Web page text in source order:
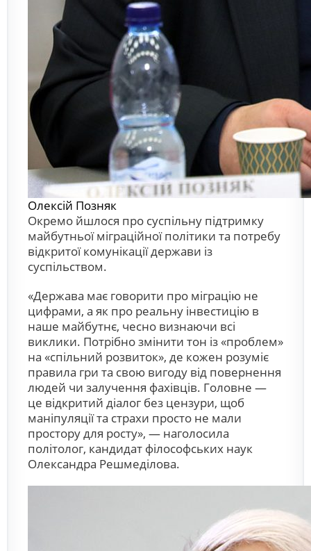
Олексій Позняк
Окремо йшлося про суспільну підтримку
майбутньої міграційної політики та потребу
відкритої комунікації держави із
суспільством.
«Держава має говорити про міграцію не
цифрами, а як про реальну інвестицію в
наше майбутнє, чесно визнаючи всі
виклики. Потрібно змінити тон із «проблем»
на «спільний розвиток», де кожен розуміє
правила гри та свою вигоду від повернення
людей чи залучення фахівців. Головне —
це відкритий діалог без цензури, щоб
маніпуляції та страхи просто не мали
простору для росту», — наголосила
політолог, кандидат філософських наук
Олександра Решмеділова.